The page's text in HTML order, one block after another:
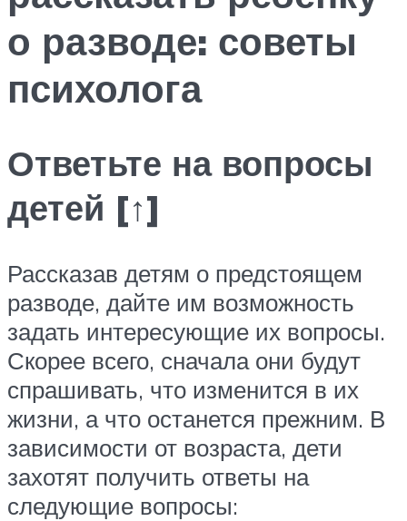
о разводе: советы
психолога
Ответьте на вопросы
детей [↑]
Рассказав детям о предстоящем
разводе, дайте им возможность
задать интересующие их вопросы.
Скорее всего, сначала они будут
спрашивать, что изменится в их
жизни, а что останется прежним. В
зависимости от возраста, дети
захотят получить ответы на
следующие вопросы: